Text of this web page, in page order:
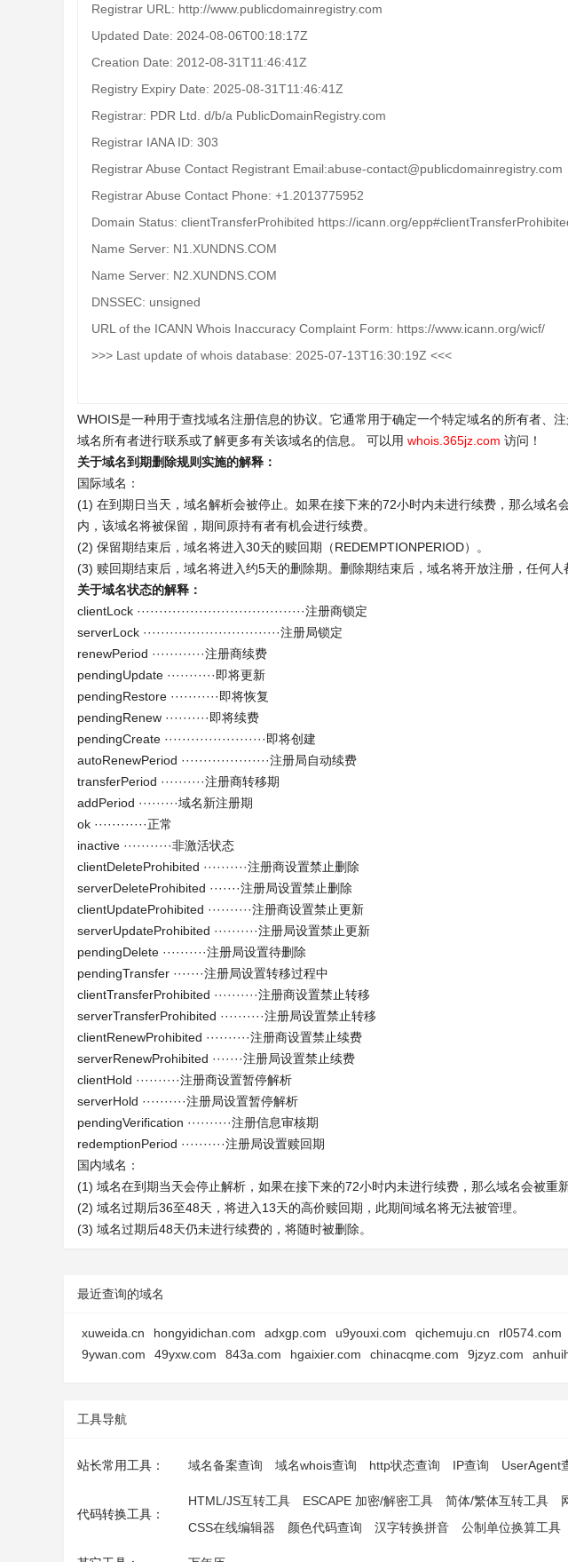
Registrar URL: http://www.publicdomainregistry.com
Updated Date: 2024-08-06T00:18:17Z
Creation Date: 2012-08-31T11:46:41Z
Registry Expiry Date: 2025-08-31T11:46:41Z
Registrar: PDR Ltd. d/b/a PublicDomainRegistry.com
Registrar IANA ID: 303
Registrar Abuse Contact Registrant Email:abuse-contact@publicdomainregistry.com
Registrar Abuse Contact Phone: +1.2013775952
Domain Status: clientTransferProhibited https://icann.org/
Name Server: N1.XUNDNS.COM
Name Server: N2.XUNDNS.COM
DNSSEC: unsigned
URL of the ICANN Whois Inaccuracy Complaint Form: https://www.icann.org/wicf/
>>> Last update of whois database: 2025-07-13T16:30:19Z <<<
WHOIS是一种用于查找域名注册信息的协议。它通常用于确定一个特定域名的所有者、
域名所有者进行联系或了解更多有关该域名的信息。 可以用 whois.365jz.com 访问！
关于域名到期删除规则实施的解释：
国际域名：
(1) 在到期日当天，域名解析会被停止。如果在接下来的72小时内未进行续费，那么域
内，该域名将被保留，期间原持有者有机会进行续费。
(2) 保留期结束后，域名将进入30天的赎回期（REDEMPTIONPERIOD）。
(3) 赎回期结束后，域名将进入约5天的删除期。删除期结束后，域名将开放注册，任何人
关于域名状态的解释：
clientLock ······································注册商锁定
serverLock ·······························注册局锁定
renewPeriod ············注册商续费
pendingUpdate ···········即将更新
pendingRestore ···········即将恢复
pendingRenew ··········即将续费
pendingCreate ·······················即将创建
autoRenewPeriod ····················注册局自动续费
transferPeriod ··········注册商转移期
addPeriod ·········域名新注册期
ok ············正常
inactive ···········非激活状态
clientDeleteProhibited ··········注册商设置禁止删除
serverDeleteProhibited ·······注册局设置禁止删除
clientUpdateProhibited ··········注册商设置禁止更新
serverUpdateProhibited ··········注册局设置禁止更新
pendingDelete ··········注册局设置待删除
pendingTransfer ·······注册局设置转移过程中
clientTransferProhibited ··········注册商设置禁止转移
serverTransferProhibited ··········注册局设置禁止转移
clientRenewProhibited ··········注册商设置禁止续费
serverRenewProhibited ·······注册局设置禁止续费
clientHold ··········注册商设置暂停解析
serverHold ··········注册局设置暂停解析
pendingVerification ··········注册信息审核期
redemptionPeriod ··········注册局设置赎回期
国内域名：
(1) 域名在到期当天会停止解析，如果在接下来的72小时内未进行续费，那么域名会被重
(2) 域名过期后36至48天，将进入13天的高价赎回期，此期间域名将无法被管理。
(3) 域名过期后48天仍未进行续费的，将随时被删除。
最近查询的域名
xuweida.cn hongyidichan.com adxgp.com u9youxi.com qichemuju.cn rl0574.com
9ywan.com
49yxw.com 843a.com hgaixier.com chinacqme.com 9jzyz.com
工具导航
站长常用工具： 域名备案查询 域名whois查询 http状态查询 IP查询 UserAgent
代码转换工具：
HTML/JS互转工具 ESCAPE 加密/解密工具 简体/繁体互转工具
CSS在线编辑器
颜色代码查询 汉字转换拼音 公制单位换算工具